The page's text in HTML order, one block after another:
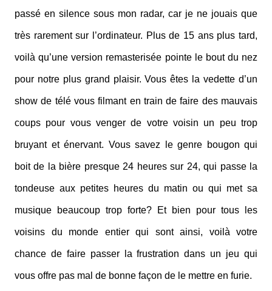
passé en silence sous mon radar, car je ne jouais que
très rarement sur l’ordinateur. Plus de 15 ans plus tard,
voilà qu’une version remasterisée pointe le bout du nez
pour notre plus grand plaisir. Vous êtes la vedette d’un
show de télé vous filmant en train de faire des mauvais
coups pour vous venger de votre voisin un peu trop
bruyant et énervant. Vous savez le genre bougon qui
boit de la bière presque 24 heures sur 24, qui passe la
tondeuse aux petites heures du matin ou qui met sa
musique beaucoup trop forte? Et bien pour tous les
voisins du monde entier qui sont ainsi, voilà votre
chance de faire passer la frustration dans un jeu qui
vous offre pas mal de bonne façon de le mettre en furie.